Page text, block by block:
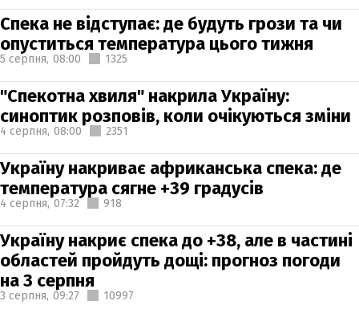
Спека не відступає: де будуть грози та чи
опуститься температура цього тижня
5 серпня, 08:00 1325
"Спекотна хвиля" накрила Україну:
синоптик розповів, коли очікуються зміни
4 серпня, 08:00 2351
Україну накриває африканська спека: де
температура сягне +39 градусів
4 серпня, 07:32 918
Україну накриє спека до +38, але в частині
областей пройдуть дощі: прогноз погоди
на 3 серпня
3 серпня, 09:27 10997